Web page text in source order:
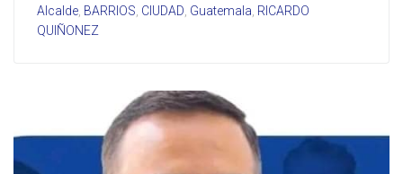
Alcalde BARRIOS CIUDAD Guatemala RICARDO
QUIÑONEZ